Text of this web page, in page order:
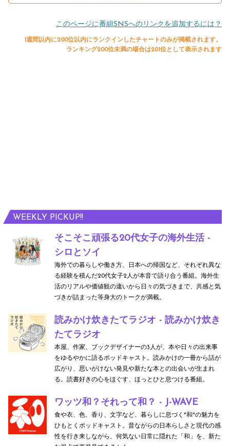
WEEKLY PICKUP!!
そこそこ頑張る20代女子の海外生活 -
シロとソイ
海外での暮らしや働き方、日本への帰国など、それぞれ異な
る経験を積んだ20代女子2人が本音で語り合う番組。海外生
活のリアルや価値観の違いから日々の気づきまで、共感と気
づきが詰まった等身大のトークが満載。
読みかけ炊きたてラジオ - 読みかけ炊き
たてラジオ
本屋、作家、ブックデザイナーの3人が、本や日々の出来事
をゆるやかに語るポッドキャスト。読みかけの一冊から話が
広がり、思いがけない発見や新たな本との出会いが生まれ
る。読書好きの心をほぐす、ほっとひと息つける番組。
ワッツ和？それって和？ - J-WAVE
食や衣、色、香り、文字など、暮らしに息づく"和"の魅力を
ひもとくポッドキャスト。昔ながらの日本らしさと現代の感
性を行き来しながら、何気ない日常に隠れた「和」を、新た
このページに番組SNSへのリンクを追加するには？
1週間以内に200位以内にランクインしたチャートのみが掲載されます。
ランキング200位未満の場合は201位として表示されます